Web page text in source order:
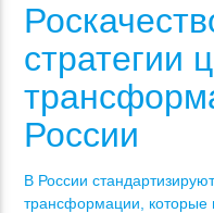
стратегии
России
В России
трансформации, которые